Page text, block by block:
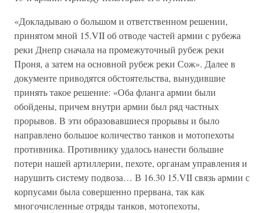
«Докладываю о большом и ответственном решении,
принятом мной 15.VII об отводе частей армии с рубежа
реки Днепр сначала на промежуточный рубеж реки
Проня, а затем на основной рубеж реки Сож». Далее в
документе приводятся обстоятельства, вынудившие
принять такое решение: «Оба фланга армии были
обойдены, причем внутри армии был ряд частных
прорывов. В эти образовавшиеся прорывы и было
направлено большое количество танков и мотопехоты
противника. Противнику удалось нанести большие
потери нашей артиллерии, пехоте, органам управления и
нарушить систему подвоза… В 16.30 15.VII связь армии с
корпусами была совершенно прервана, так как
многочисленные отряды танков, мотопехоты,